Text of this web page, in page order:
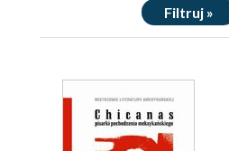
Filtruj »